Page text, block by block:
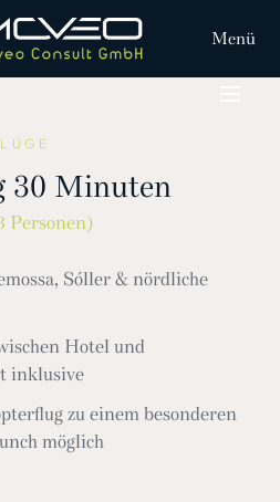
Menü
30 Minuten
Personen)
Sóller & nördliche
Hotel und
inklusive
zu einem besonderen
möglich